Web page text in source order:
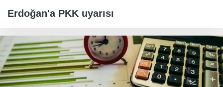
Erdoğan'a PKK uyarısı